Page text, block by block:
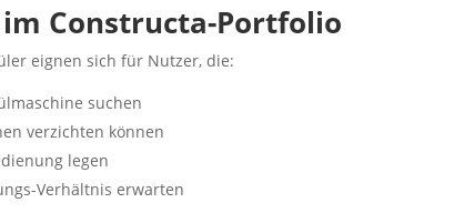
Constructa-Portfolio
eignen sich für Nutzer, die:
suchen
verzichten können
legen
Verhältnis erwarten